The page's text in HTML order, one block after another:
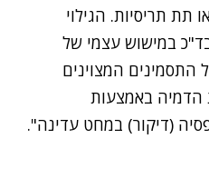
תת תריסיות. הגילוי
במישוש עצמי של
התסמינים המצוינים
הדמיה באמצעות
(דיקור) במחט עדינה".